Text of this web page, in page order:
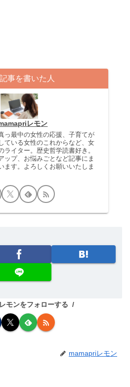
事を書いた人
レモン
っ最中の女性の応援、子育てが
ている女性のこれからなど、女
ライター。歴史哲学読書好き。
ップ、お悩みごとなど記事にま
ます。よろしくお願いいたしま
モンをフォローする
mamapriレモン